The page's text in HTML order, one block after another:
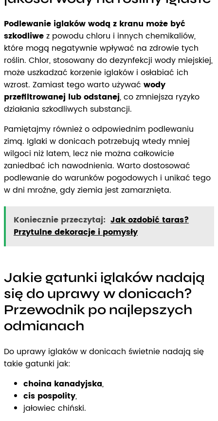
Podlewanie iglaków wodą z kranu może być
szkodliwez powodu chloru i innych chemikaliów,
które mogą negatywnie wpływać na zdrowie tych
roślin. Chlor, stosowany do dezynfekcji wody miejskiej,
może uszkadzać korzenie iglaków i osłabiać ich
wzrost. Zamiast tego warto używać wody
przefiltrowanej lub odstanej, co zmniejsza ryzyko
działania szkodliwych substancji.
Pamiętajmy również o odpowiednim podlewaniu
zimą. Iglaki w donicach potrzebują wtedy mniej
wilgoci niż latem, lecz nie można całkowicie
zaniedbać ich nawodnienia. Warto dostosować
podlewanie do warunków pogodowych i unikać tego
w dni mroźne, gdy ziemia jest zamarznięta.
Koniecznie przeczytaj: Jak ozdobić taras?
Przytulne dekoracje i pomysły
Jakie gatunki iglaków nadają
się do uprawy w donicach?
Przewodnik po najlepszych
odmianach
Do uprawy iglaków w donicach świetnie nadają się
takie gatunki jak:
choina kanadyjska,
cis pospolity,
jałowiec chiński.